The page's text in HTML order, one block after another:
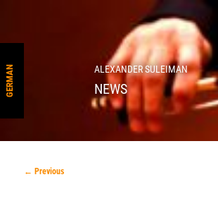
GERMAN ALEXANDER SULEIMAN
NEWS
Post
← Previous